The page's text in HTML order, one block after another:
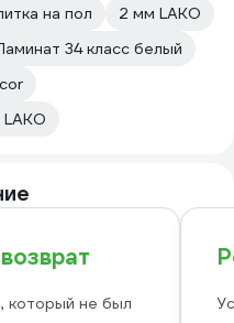
на пол
2 мм LAKO
34 класс белый
который не был